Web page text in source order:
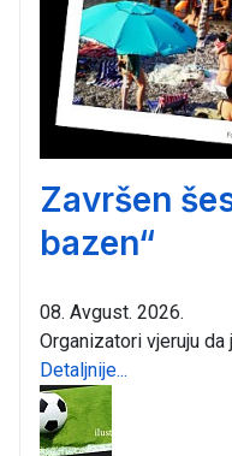
Završen
bazen“
08. Avgust. 2026.
Organizatori vjeruju da
Detaljnije...